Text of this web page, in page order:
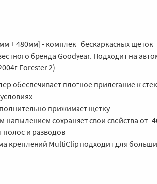
+ 480мм] - комплект бескаркасных щеток
бренда Goodyear. Подходит на
Forester 2)
обеспечивает плотное прилегание к
прижимает щетку
напылением сохраняет свои свойства от -
полос и разводов
креплений MultiClip подходит для